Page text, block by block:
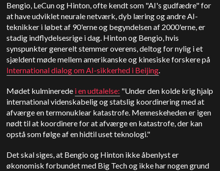
Bengio, LeCun og Hinton, ofte kendt som "AI's gudfædre" for
at have udviklet neurale netværk, dyb læring og andre AI-
teknikker i løbet af 90'erne og begyndelsen af 2000'erne, er
stadig indflydelsesrige i dag. Hinton og Bengio, hvis
synspunkter generelt stemmer overens, deltog for nylig i et
sjældent møde mellem amerikanske og kinesiske forskere på
International dialog om AI-sikkerhed i Beijing.
Mødet kulminerede i en udtalelse: "Under den kolde krig hjalp
international videnskabelig og statslig koordinering med at
afværge en termonuklear katastrofe. Menneskeheden er igen
nødt til at koordinere for at afværge en katastrofe, der kan
opstå som følge af en hidtil uset teknologi."
Det skal siges, at Bengio og Hinton ikke åbenlyst er
økonomisk forbundet med Big Tech og ikke har nogen grund